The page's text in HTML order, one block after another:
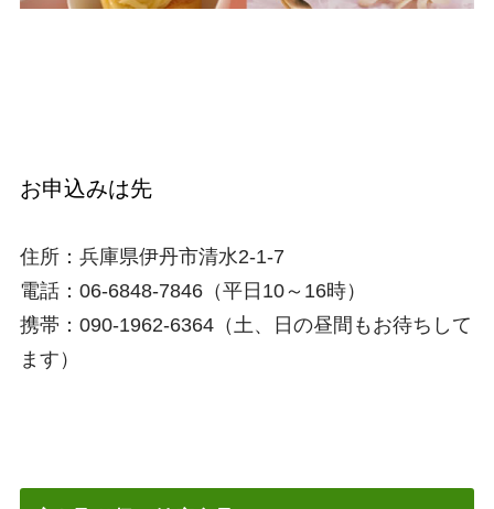
お申込みは先
住所：兵庫県伊丹市清水2-1-7
電話：06-6848-7846（平日10～16時）
携帯：090-1962-6364（土、日の昼間もお待ちして
ます）